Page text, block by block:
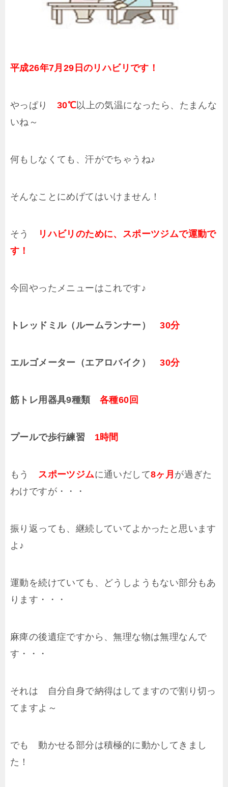
平成26年7月29日のリハビリです！
やっぱり 30℃以上の気温になったら、たまんな
いね～
何もしなくても、汗がでちゃうね♪
そんなことにめげてはいけません！
そう
リハビリのために、スポーツジムで運動で
す！
今回やったメニューはこれです♪
トレッドミル（ルームランナー）30分
エルゴメーター（エアロバイク）30分
筋トレ用器具9種類 各種60回
プールで歩行練習 1時間
もう スポーツジムに通いだして8ヶ月 が過ぎた
わけですが・・・
振り返っても、継続していてよかったと思います
よ♪
運動を続けていても、どうしようもない部分もあ
ります・・・
麻痺の後遺症ですから、無理な物は無理なんで
す・・・
それは 自分自身で納得はしてますので割り切っ
てますよ～
でも 動かせる部分は積極的に動かしてきまし
た！